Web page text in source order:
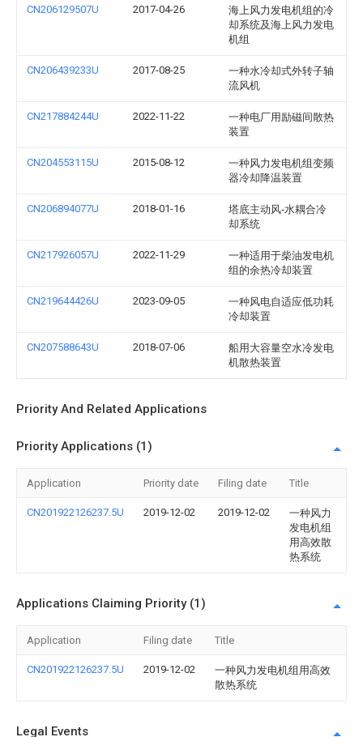
CN206129507U 2017-04-26
海上风力发电机组的冷
却系统及海上风力发电
机组
CN206439233U 2017-08-25
一种水冷却式外转子轴
流风机
CN217884244U 2022-11-22
一种电厂用励磁间散热
装置
CN204553115U 2015-08-12
一种风力发电机组变频
器冷却降温装置
CN206894077U 2018-01-16
塔底主动风‑水耦合冷
却系统
CN217926057U 2022-11-29
一种适用于柴油发电机
组的余热冷却装置
CN219644426U 2023-09-05
一种风电自适应低功耗
冷却装置
CN207588643U 2018-07-06
船用大容量空水冷发电
机散热装置
Priority And Related Applications
Priority Applications (1)
Application Priority date Filing date Title
CN201922126237.5U 2019-12-02 2019-12-02
一种风力
发电机组
用高效散
热系统
Applications Claiming Priority (1)
Application Filing date Title
CN201922126237.5U 2019-12-02
一种风力发电机组用高效
散热系统
Legal Events